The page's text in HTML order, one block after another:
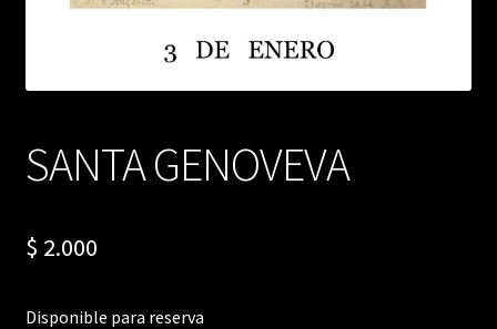
SANTA GENOVEVA
$ 2.000
Disponible para reserva